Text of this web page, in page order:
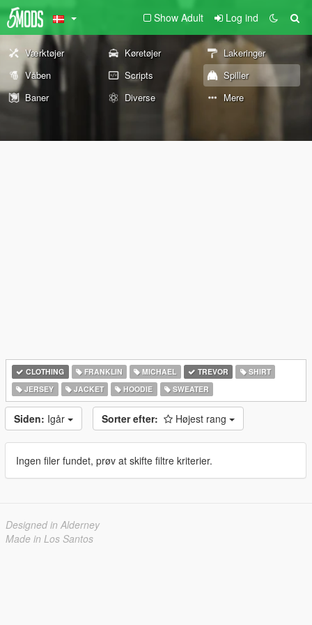
Show Adult Log ind
Værktøjer Køretøjer
Lakeringer
Våben
Scripts
Spiller
Baner
Diverse Mere
CLOTHING FRANKLIN MICHAEL TREVOR
SHIRT
JERSEY
JACKET HOODIE SWEATER
Siden: Igår Sorter efter: Højest rang
Ingen filer fundet, prøv at skifte filtre kriterier.
Designed in Alderney
Made in Los Santos